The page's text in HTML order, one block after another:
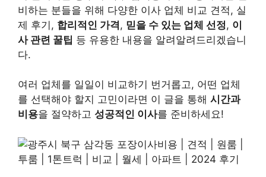
비하는 분들을 위해 다양한 이사 업체 비교 견적, 실
제 후기, 합리적인 가격, 믿을 수 있는 업체 선정, 이
사 관련 꿀팁 등 유용한 내용을 알려알려드리겠습니
다.
여러 업체를 일일이 비교하기 번거롭고, 어떤 업체
를 선택해야 할지 고민이라면 이 글을 통해 시간과
비용을 절약하고 성공적인 이사를 준비하세요!